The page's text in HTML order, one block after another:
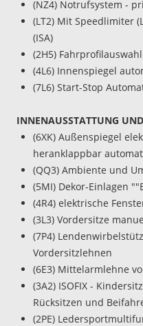
(NZ4) Notrufsystem -
(LT2) Mit Speedlimiter
(ISA)
(2H5)
(4L6) Innenspiegel
(7L6) Start-Stop
INNENAUSSTATTUNG
(6XK) Außenspiegel
heranklappbar
(QQ3) Ambiente und
(5MI) Dekor-Einlagen
(4R4) elektrische
(3L3) Vordersitze
(7P4)
Vordersitzlehnen
(6E3) Mittelarmlehne
(3A2) ISOFIX -
Rücksitzen und
(2PE)